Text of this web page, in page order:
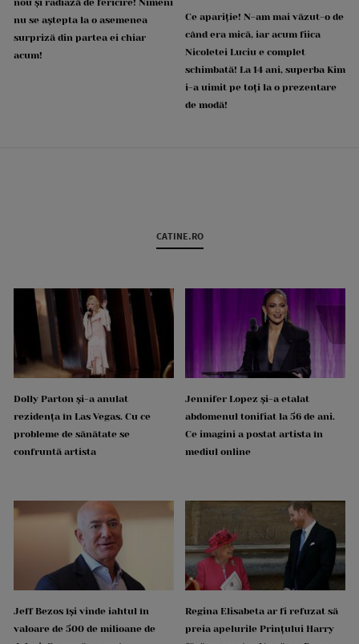
nu se aștepta la o asemenea
surpriză din partea ei chiar
acum!
Ce apariție! N-am mai văzut-o de
când era mică, iar acum fiica
Nicoletei Luciu e complet
schimbată! La 14 ani, superba Kim
i-a uimit pe toți la o prezentare
de modă!
CATINE.RO
Dolly Parton și-a anulat
rezidența în Las Vegas. Cu ce
probleme de sănătate se
confruntă artista
Jennifer Lopez și-a etalat
abdomenul tonifiat la 56 de ani.
Ce imagini a postat artista în
mediul online
Jeff Bezos își vinde iahtul în
valoare de 500 de milioane de
Regina Elisabeta ar fi refuzat să
preia apelurile Prințului Harry